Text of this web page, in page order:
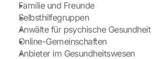
Familie und Freunde
Selbsthilfegruppen
Anwälte für psychische Gesundheit
Online-Gemeinschaften
Anbieter im Gesundheitswesen
o
g
l
e
M